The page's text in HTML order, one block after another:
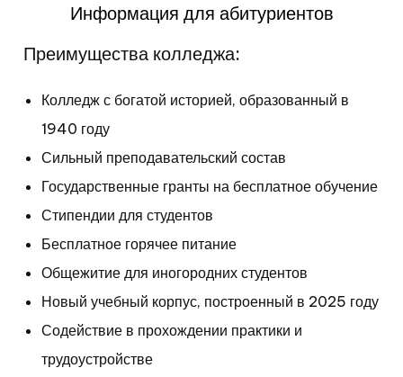
Информация для абитуриентов
Преимущества колледжа:
Колледж с богатой историей, образованный в
1940 году
Сильный преподавательский состав
Государственные гранты на бесплатное обучение
Стипендии для студентов
Бесплатное горячее питание
Общежитие для иногородних студентов
Новый учебный корпус, построенный в 2025 году
Содействие в прохождении практики и
трудоустройстве